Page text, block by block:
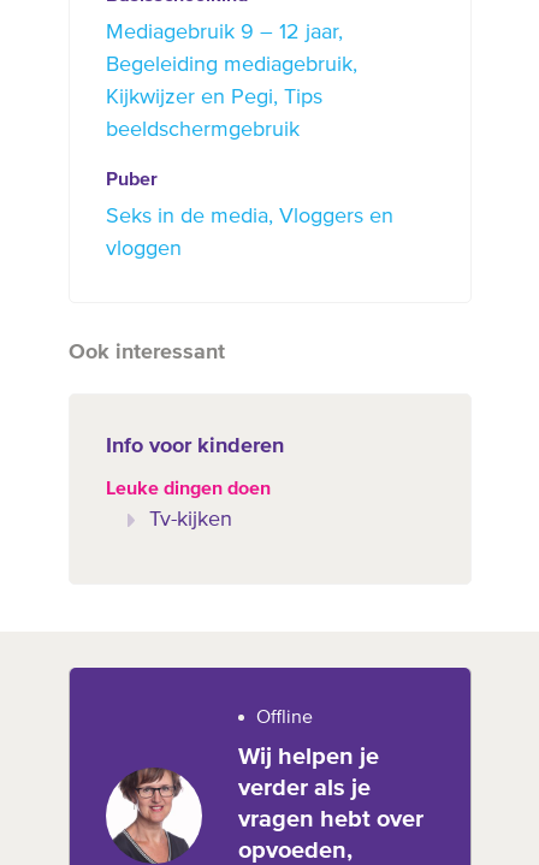
Mediagebruik 9 – 12 jaar
Begeleiding mediagebruik
Kijkwijzer en Pegi Tips
beeldschermgebruik
Puber
Seks in de media Vloggers en
vloggen
Ook interessant
Info voor kinderen
Leuke dingen doen
Tv-kijken
Offline
Wij helpen je
verder als je
vragen hebt over
opvoeden,